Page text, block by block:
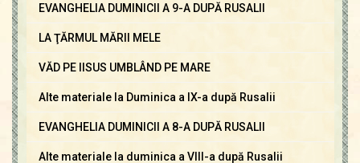
EVANGHELIA DUMINICII A 9-A DUPĂ RUSALII
LA ŢĂRMUL MĂRII MELE
VĂD PE IISUS UMBLÂND PE MARE
Alte materiale la Duminica a IX-a după Rusalii
EVANGHELIA DUMINICII A 8-A DUPĂ RUSALII
Alte materiale la duminica a VIII-a după Rusalii